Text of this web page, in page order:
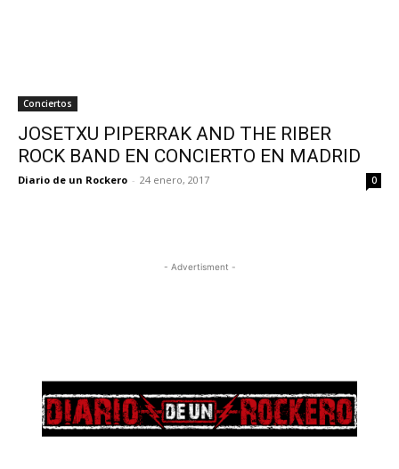
Conciertos
JOSETXU PIPERRAK AND THE RIBER
ROCK BAND EN CONCIERTO EN MADRID
Diario de un Rockero - 24 enero, 2017 0
- Advertisment -